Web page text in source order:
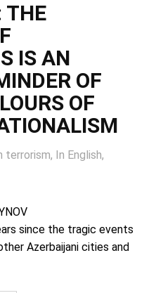
THE
IS AN
OF
OF
terrorism, In English,
HUSEYNOV
since the tragic events
Azerbaijani cities and